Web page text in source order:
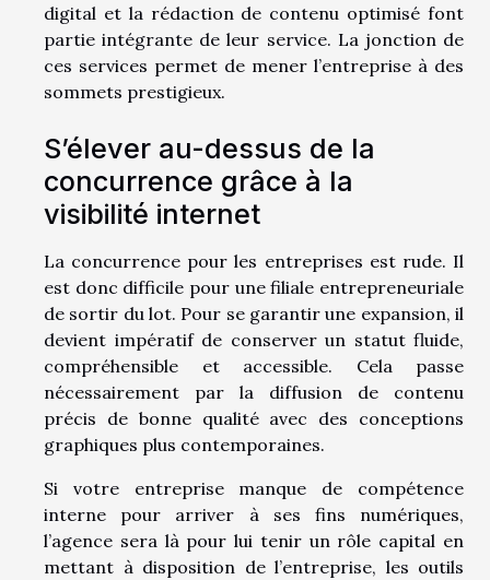
digital et la rédaction de contenu optimisé font
partie intégrante de leur service. La jonction de
ces services permet de mener l’entreprise à des
sommets prestigieux.
S’élever au-dessus de la
concurrence grâce à la
visibilité internet
La concurrence pour les entreprises est rude. Il
est donc difficile pour une filiale entrepreneuriale
de sortir du lot. Pour se garantir une expansion, il
devient impératif de conserver un statut fluide,
compréhensible et accessible. Cela passe
nécessairement par la diffusion de contenu
précis de bonne qualité avec des conceptions
graphiques plus contemporaines.
Si votre entreprise manque de compétence
interne pour arriver à ses fins numériques,
l’agence sera là pour lui tenir un rôle capital en
mettant à disposition de l’entreprise, les outils